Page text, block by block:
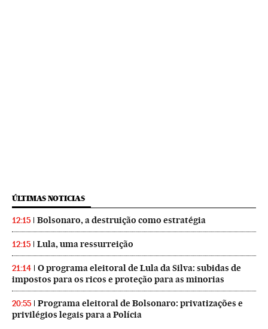
ÚLTIMAS NOTICIAS
12:15 Bolsonaro, a destruição como estratégia
12:15 Lula, uma ressurreição
21:14
O programa eleitoral de Lula da Silva: subidas de
impostos para os ricos e proteção para as minorias
20:55
Programa eleitoral de Bolsonaro: privatizações e
privilégios legais para a Polícia